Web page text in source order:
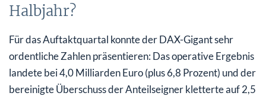
Halbjahr?
Für das Auftaktquartal konnte der DAX-Gigant sehr
ordentliche Zahlen präsentieren: Das operative Ergebnis
landete bei 4,0 Milliarden Euro (plus 6,8 Prozent) und der
bereinigte Überschuss der Anteilseigner kletterte auf 2,5